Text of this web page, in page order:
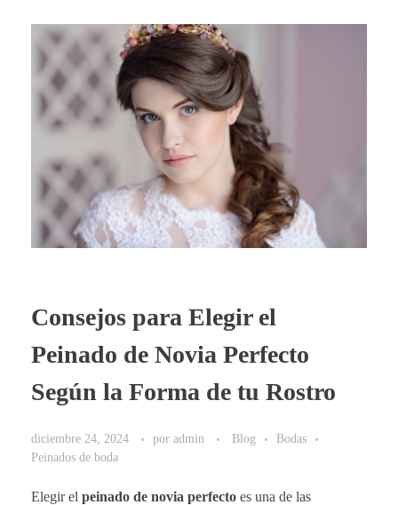
Consejos para Elegir el
Peinado de Novia Perfecto
Según la Forma de tu Rostro
diciembre 24, 2024 por admin Blog
Bodas
Peinados de boda
Elegir el peinado de novia perfecto es una de las